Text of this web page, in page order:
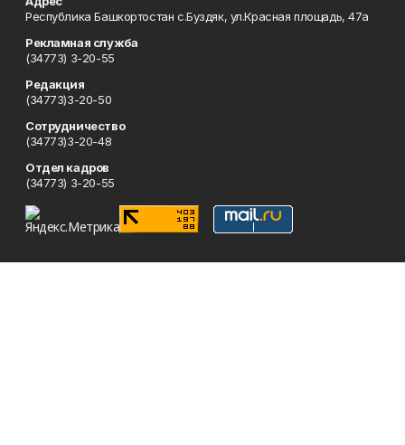
Республика Башкортостан с.Буздяк, ул.Красная площадь, 47а
Рекламная служба
(34773) 3-20-55
Редакция
(34773)3-20-50
Сотрудничество
(34773)3-20-48
Отдел кадров
(34773) 3-20-55